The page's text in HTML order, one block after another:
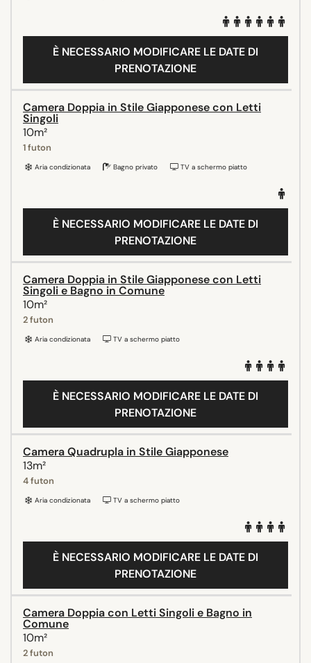
È NECESSARIO MODIFICARE LE DATE DI
PRENOTAZIONE
Camera Doppia in Stile Giapponese con Letti
Singoli
10m²
1 futon
Aria condizionata Bagno privato TV a schermo piatto
È NECESSARIO MODIFICARE LE DATE DI
PRENOTAZIONE
Camera Doppia in Stile Giapponese con Letti
Singoli e Bagno in Comune
10m²
2 futon
Aria condizionata TV a schermo piatto
È NECESSARIO MODIFICARE LE DATE DI
PRENOTAZIONE
Camera Quadrupla in Stile Giapponese
13m²
4 futon
Aria condizionata TV a schermo piatto
È NECESSARIO MODIFICARE LE DATE DI
PRENOTAZIONE
Camera Doppia con Letti Singoli e Bagno in
Comune
10m²
2 futon